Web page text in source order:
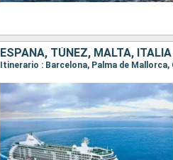
ESPAÑA, TÚNEZ, MALTA, ITALIA